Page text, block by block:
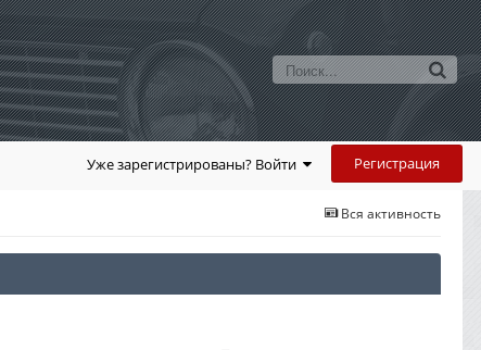
Уже зарегистрированы? Войти Регистрация
Вся активность